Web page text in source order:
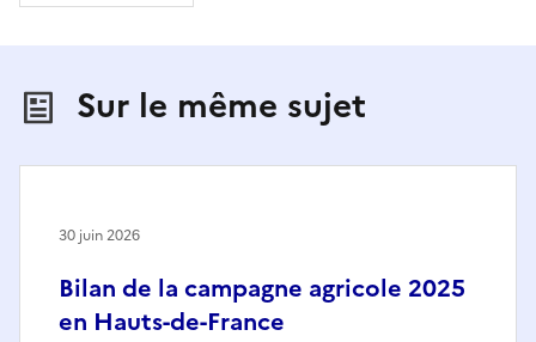
Sur le même sujet
Bilan de la campagne agricole 2025
en Hauts-de-France
30 juin 2026